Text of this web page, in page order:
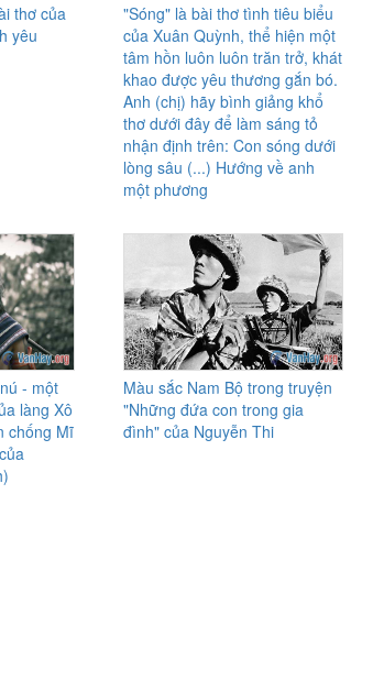
thơ của
yêu
"Sóng" là bài thơ tình tiêu biểu
của Xuân Quỳnh, thể hiện một
tâm hồn luôn luôn trăn trở, khát
khao được yêu thương gắn bó.
Anh (chị) hãy bình giảng khổ
thơ dưới đây để làm sáng tỏ
nhận định trên: Con sóng dưới
lòng sâu (...) Hướng về anh
một phương
- một
làng Xô
chống Mĩ
Màu sắc Nam Bộ trong truyện
"Những đứa con trong gia
đình" của Nguyễn Thi